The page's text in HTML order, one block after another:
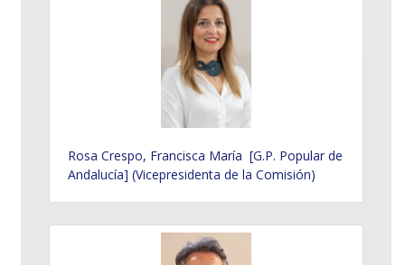
Rosa Crespo, Francisca María [G.P. Popular de
Andalucía] (Vicepresidenta de la Comisión)